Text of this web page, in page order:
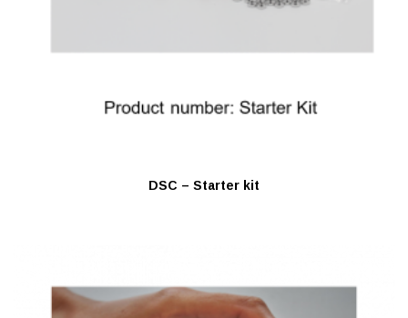
DSC – Starter kit